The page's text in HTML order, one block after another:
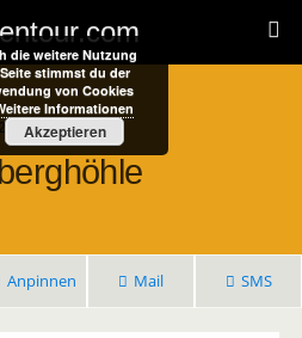
April 2021
Anpinnen Mail SMS
die weitere Nutzung
stimmst du der
von Cookies
Informationen
Akzeptieren